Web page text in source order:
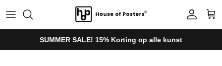
Account
SUMMER SALE! 15% Korting op alle kunst